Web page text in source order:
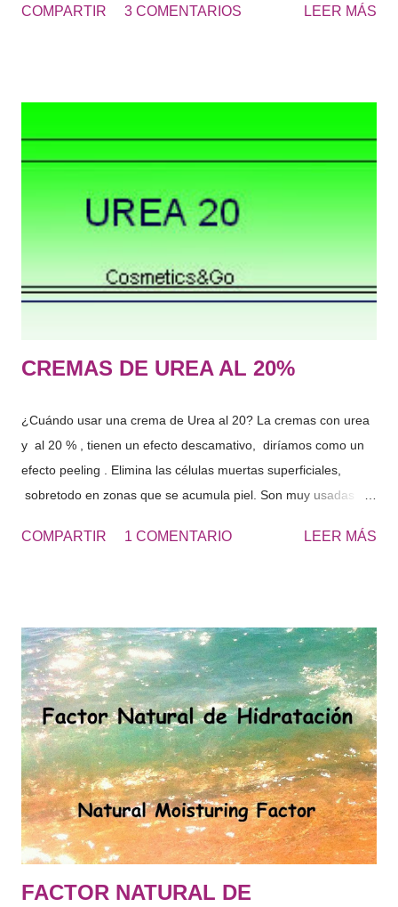
con las partes superficiales del cuerpo humano (epidermis,
los olores corporales." De lo que más usamos normalmente:
Jabón, gel de baño, champú, suavizante, limpiador facial,
tónico, hidratante corporal, espuma de afeitar, antiarrugas,
crema de manos, desmaquillante, rimel, labial, colorete,
intimo, serum facial, mascarilla, exfoliantes, colonia etc….
Hace tiempo os hab...
COMPARTIR 3 COMENTARIOS LEER MÁS
CREMAS DE UREA AL 20%
¿Cuándo usar una crema de Urea al 20? La cremas con urea
y al 20 % , tienen un efecto descamativo, diríamos como un
efecto peeling . Elimina las células muertas superficiales,
sobretodo en zonas que se acumula piel. Son muy usadas
pies... zonas ásperas de la piel. El resultado es una piel más
de durezas, que se producen con el roce de los zapatos.
“Obtendrás unos pies suaves todo el año y sin avergonzarte
de lucir pies en verano.” Los pies secos tienden a acumular
más suciedad, cuando vas con las sandalias, se ven los pies
más sucios. Consulta la UREA 10% o UREA 30% según sea tu
necesidad de hidratación.
COMPARTIR 1 COMENTARIO LEER MÁS
FACTOR NATURAL DE